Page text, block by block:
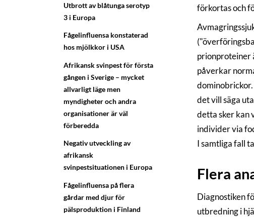
Utbrott av blåtunga serotyp
3 i Europa
Fågelinfluensa konstaterad
hos mjölkkor i USA
Afrikansk svinpest för första
gången i Sverige – mycket
allvarligt läge men
myndigheter och andra
organisationer är väl
förberedda
Negativ utveckling av
afrikansk
svinpestsituationen i Europa
Fågelinfluensa på flera
gårdar med djur för
pälsproduktion i Finland
förkortas och
prionproteiner
påverkar
det vill säga
detta sker kan
individer via
I samtliga fall
Flera
Diagnostiken
utbredning i